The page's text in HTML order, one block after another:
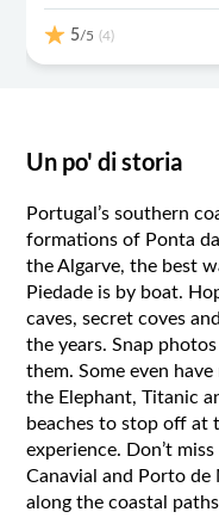
5/5 (4)
Un po' di storia
Portugal’s southern
formations of Ponta
the Algarve, the best
Piedade is by boat.
caves, secret coves
the years. Snap
them. Some even
the Elephant, Titanic
beaches to stop off at
experience. Don’t
Canavial and Porto de
along the coastal